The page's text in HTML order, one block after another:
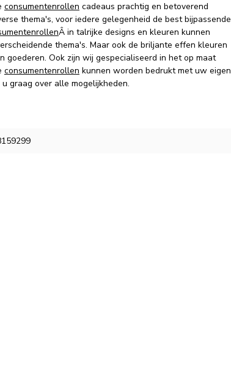
consumentenrollen cadeaus prachtig en betoverend
thema's, voor iedere gelegenheid de best bijpassende
Â in talrijke designs en kleuren kunnen
thema's. Maar ook de briljante effen kleuren
goederen. Ook zijn wij gespecialiseerd in het op maat
consumentenrollen kunnen worden bedrukt met uw eigen
graag over alle mogelijkheden.